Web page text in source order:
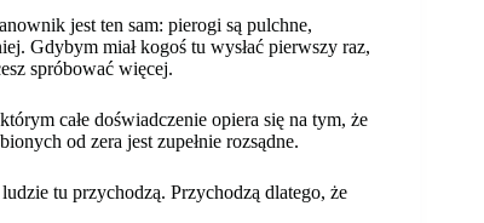
jest ten sam: pierogi są pulchne,
Gdybym miał kogoś tu wysłać pierwszy raz,
spróbować więcej.
całe doświadczenie opiera się na tym, że
od zera jest zupełnie rozsądne.
tu przychodzą. Przychodzą dlatego, że